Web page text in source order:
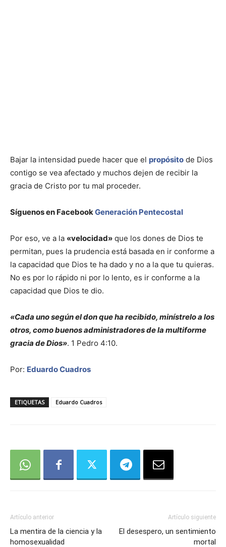
Bajar la intensidad puede hacer que el propósito de Dios
contigo se vea afectado y muchos dejen de recibir la
gracia de Cristo por tu mal proceder.
Síguenos en FacebookGeneración Pentecostal
Por eso, ve a la «velocidad» que los dones de Dios te
permitan, pues la prudencia está basada en ir conforme a
la capacidad que Dios te ha dado y no a la que tu quieras.
No es por lo rápido ni por lo lento, es ir conforme a la
capacidad que Dios te dio.
«Cada uno según el don que ha recibido, minístrelo a los
otros, como buenos administradores de la multiforme
gracia de Dios». 1 Pedro 4:10.
Por: Eduardo Cuadros
ETIQUETAS Eduardo Cuadros
Artículo anterior
La mentira de la ciencia y la
homosexualidad
Artículo siguiente
El desespero, un sentimiento
mortal